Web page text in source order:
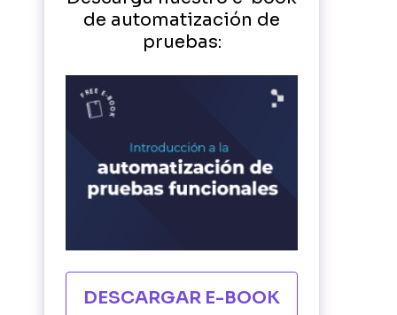
de automatización de
pruebas:
DESCARGAR E-BOOK